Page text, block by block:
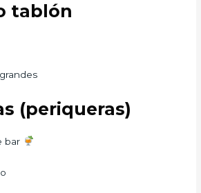
tablón
(periqueras)
bar